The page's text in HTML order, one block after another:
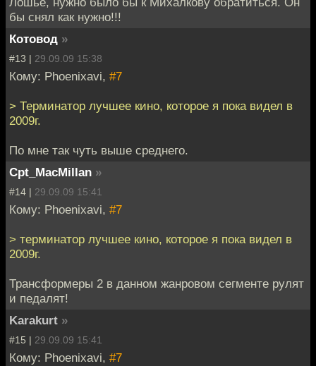
бы снял как нужно!!!
Котовод »
#13 | 29.09.09 15:38
Кому: Phoenixavi, #7
> Терминатор лучшее кино, которое я пока видел в
2009г.
По мне так чуть выше среднего.
Cpt_MacMillan »
#14 | 29.09.09 15:41
Кому: Phoenixavi, #7
> терминатор лучшее кино, которое я пока видел в
2009г.
Трансформеры 2 в данном жанровом сегменте рулят
и педалят!
Karakurt »
#15 | 29.09.09 15:41
Кому: Phoenixavi, #7